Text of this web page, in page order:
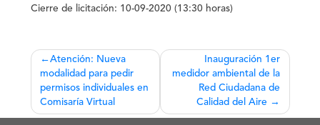
Cierre de licitación: 10-09-2020 (13:30 horas)
Navegación
de
entradas
Atención: Nueva
modalidad para pedir
permisos individuales en
Comisaría Virtual
Inauguración 1er
medidor ambiental de la
Red Ciudadana de
Calidad del Aire